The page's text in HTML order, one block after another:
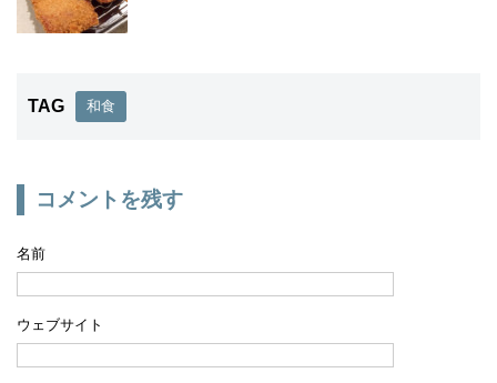
TAG 和食
コメントを残す
名前
ウェブサイト